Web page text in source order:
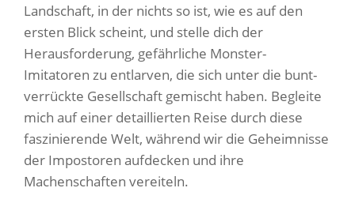
Landschaft, in der nichts so ist, wie es auf den
ersten Blick scheint, und stelle dich der
Herausforderung, gefährliche Monster-
Imitatoren zu entlarven, die sich unter die bunt-
verrückte Gesellschaft gemischt haben. Begleite
mich auf einer detaillierten Reise durch diese
faszinierende Welt, während wir die Geheimnisse
der Impostoren aufdecken und ihre
Machenschaften vereiteln.